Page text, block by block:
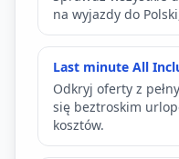
na wyjazdy do
Last minute All
Odkryj oferty z
się beztroskim
kosztów.